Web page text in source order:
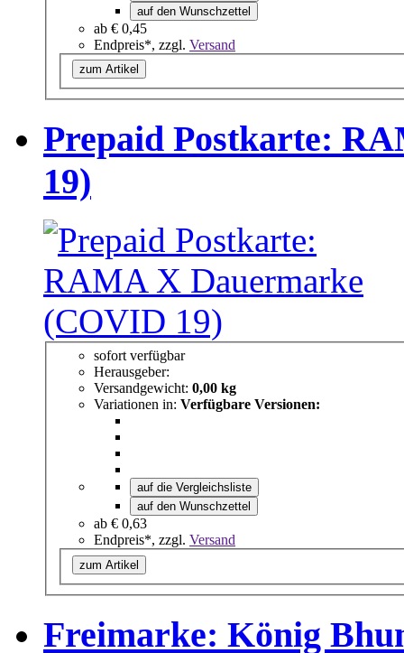
auf den Wunschzettel
ab € 0,45
Endpreis*, zzgl. Versand
zum Artikel
Prepaid Postkarte:
19)
sofort verfügbar
Herausgeber:
Versandgewicht: 0,00 kg
Variationen in: Verfügbare Versionen:
auf die Vergleichsliste
auf den Wunschzettel
ab € 0,63
Endpreis*, zzgl. Versand
zum Artikel
Freimarke: König